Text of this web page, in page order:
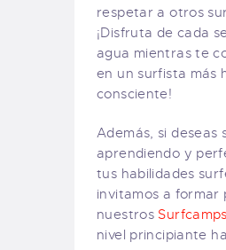
respetar a otros
¡Disfruta de cada
agua mientras te
en un surfista más
consciente!
Además, si deseas
aprendiendo y
tus habilidades
invitamos a formar
nuestros Surfcamps
nivel principiante